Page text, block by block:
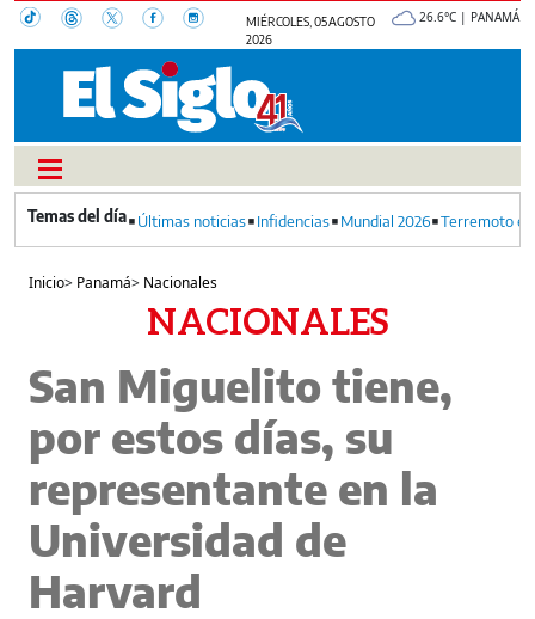
MIÉRCOLES, 05 AGOSTO
2026
26.6°C | PANAMÁ
Últimas noticias Infidencias Mundial 2026 Terremoto
Inicio> Panamá> Nacionales
NACIONALES
San Miguelito tiene,
por estos días, su
representante en la
Universidad de
Harvard